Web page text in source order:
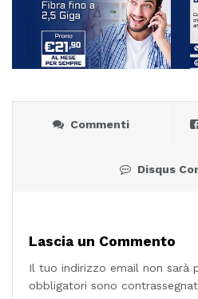
Commenti
Disqus
Lascia un Commento
Il tuo indirizzo email non sarà
obbligatori sono